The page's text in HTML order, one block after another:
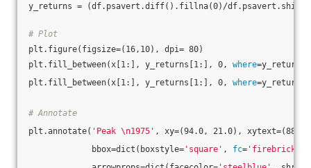
y_returns = (df.psavert.diff().fillna(0)/
# Plot
plt.figure(figsize=(16,10), dpi= 80)
plt.fill_between(x[1:], y_returns[1:], 0, where
plt.fill_between(x[1:], y_returns[1:], 0, where
# Annotate
plt.annotate( 'Peak \n1975' , xy=(94.0, 21.0),
bbox=dict(boxstyle= 'square' , fc= 'firebrick'